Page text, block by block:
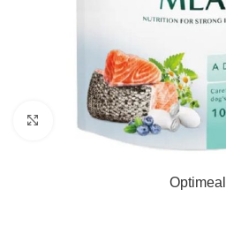
Нажмите, чтобы увеличить
Optimeal